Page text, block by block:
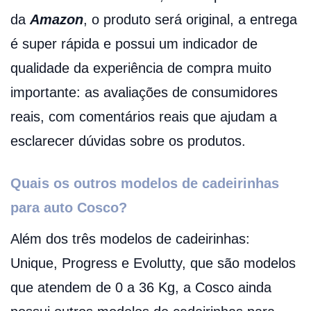
da Amazon, o produto será original, a entrega
é super rápida e possui um indicador de
qualidade da experiência de compra muito
importante: as avaliações de consumidores
reais, com comentários reais que ajudam a
esclarecer dúvidas sobre os produtos.
Quais os outros modelos de cadeirinhas
para auto Cosco?
Além dos três modelos de cadeirinhas:
Unique, Progress e Evolutty, que são modelos
que atendem de 0 a 36 Kg, a Cosco ainda